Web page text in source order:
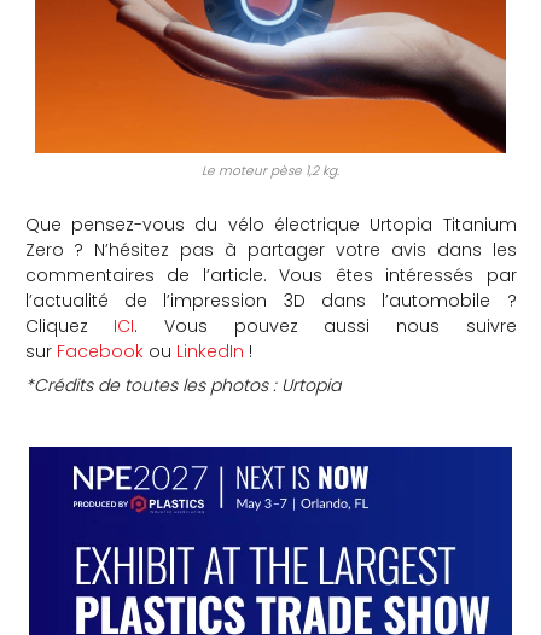
Le moteur pèse 1,2 kg.
Que pensez-vous du vélo électrique Urtopia Titanium
Zero ? N’hésitez pas à partager votre avis dans les
commentaires de l’article. Vous êtes intéressés par
l’actualité de l’impression 3D dans l’automobile ?
Cliquez ICI. Vous pouvez aussi nous suivre
sur Facebookou LinkedIn !
*Crédits de toutes les photos : Urtopia